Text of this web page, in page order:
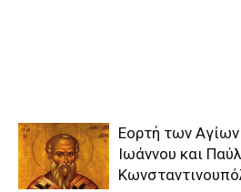
Εορτή των
Ιωάννου και